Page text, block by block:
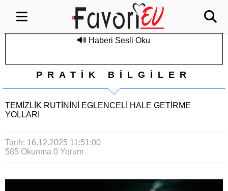
Haberi Sesli Oku
PRATİK BİLGİLER
TEMIZLIK RUTININI EGLENCELI HALE GETIRME
YOLLARI
Tarih: 16.12.2025 11:51:00
585 Okunma 0 Yorum